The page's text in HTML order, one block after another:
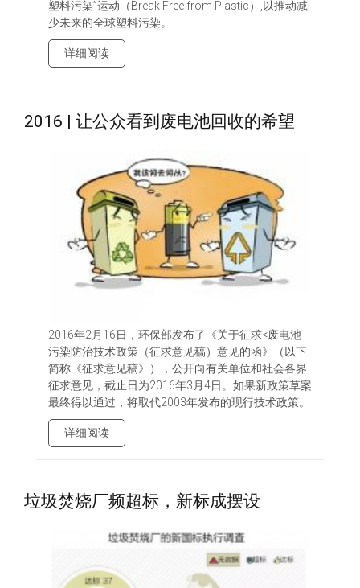
塑料污染”运动（Break Free from Plastic）,以推动减
少未来的全球塑料污染。
详细阅读
2016 | 让公众看到废电池回收的希望
2016年2月16日，环保部发布了《关于征求<废电池
污染防治技术政策（征求意见稿）意见的函》（以下
简称《征求意见稿》），公开向有关单位和社会各界
征求意见，截止日为2016年3月4日。如果新政策草案
最终得以通过，将取代2003年发布的现行技术政策。
详细阅读
垃圾焚烧厂频超标，新标成摆设